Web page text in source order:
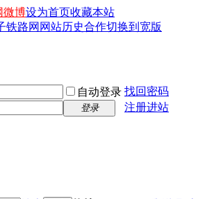
微博设为首页收藏本站
铁路网 网站历史合作切换到宽版
自动登录 找回密码
登录
注册进站